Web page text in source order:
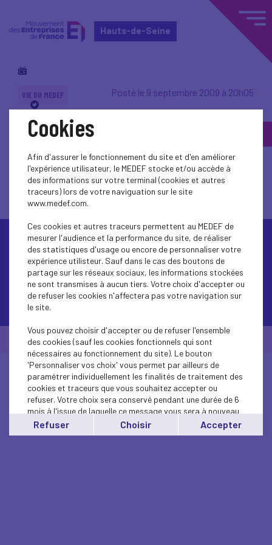
Hauts-de-Seine
VIE DU MEDEF Posté le 9 septembre 2009 à 20h05
Quel nouveau monde
après la crise ?
Contactez-nous
© Medef Hauts-de-Seine 2026 -Mentions légales
Cookies
Afin d'assurer le fonctionnement du site et d'en améliorer
l'expérience utilisateur, le MEDEF stocke et/ou accède à
des informations sur votre terminal (cookies et autres
traceurs) lors de votre naviguation sur le site
www.medef.com.
Ces cookies et autres traceurs permettent au MEDEF de
mesurer l'audience et la performance du site, de réaliser
des statistiques d'usage ou encore de personnaliser votre
expérience utilisteur. Sauf dans le cas des boutons de
partage sur les réseaux sociaux, les informations stockées
ne sont transmises à aucun tiers. Votre choix d'accepter ou
de refuser les cookies n'affectera pas votre navigation sur
le site.
Vous pouvez choisir d'accepter ou de refuser l'ensemble
des cookies (sauf les cookies fonctionnels qui sont
nécessaires au fonctionnement du site). Le bouton
'Personnaliser vos choix' vous permet par ailleurs de
paramétrer individuellement les finalités de traitement des
cookies et traceurs que vous souhaitez accepter ou
refuser. Votre choix sera conservé pendant une durée de 6
mois à l'issue de laquelle ce message vous sera à nouveau
affiché..
Vous pouvez modifier votre choix à tout moment en
Refuser Choisir Accepter